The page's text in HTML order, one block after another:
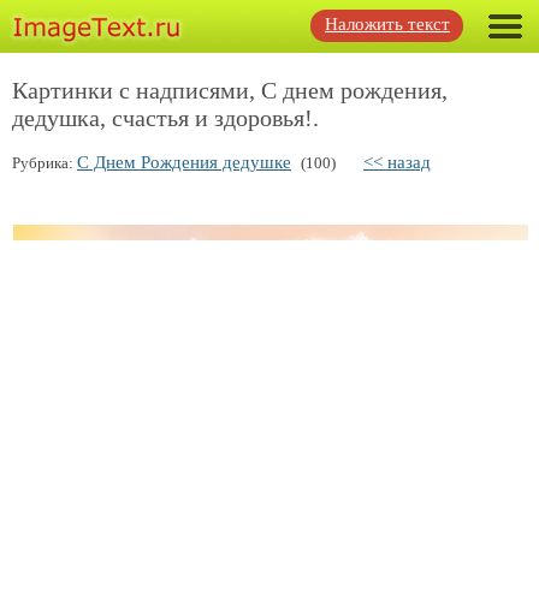
Наложить текст
Картинки с надписями, С днем рождения,
дедушка, счастья и здоровья!.
Рубрика: С Днем Рождения дедушке (100) << назад